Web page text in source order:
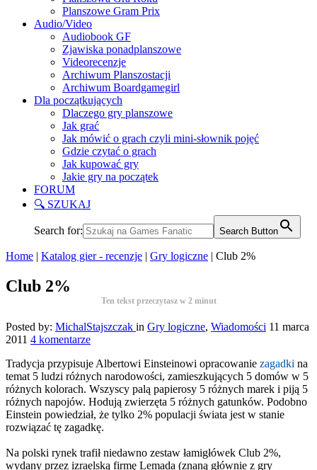
Planszowe Gram Prix
Audio/Video
Audiobook GF
Zjawiska ponadplanszowe
Videorecenzje
Archiwum Planszostacji
Archiwum Boardgamegirl
Dla początkujących
Dlaczego gry planszowe
Jak grać
Jak mówić o grach czyli mini-słownik pojęć
Gdzie czytać o grach
Jak kupować gry
Jakie gry na początek
FORUM
🔍 SZUKAJ
Search for: Search Button
Home | Katalog gier - recenzje | Gry logiczne | Club 2%
Club 2%
Ten tekst przeczytasz w 2 minut
Posted by: MichalStajszczak in Gry logiczne, Wiadomości 11 marca
2011 4 komentarze
Tradycja przypisuje Albertowi Einsteinowi opracowanie zagadki na
temat 5 ludzi różnych narodowości, zamieszkujących 5 domów w 5
różnych kolorach. Wszyscy palą papierosy 5 różnych marek i piją 5
różnych napojów. Hodują zwierzęta 5 różnych gatunków. Podobno
Einstein powiedział, że tylko 2% populacji świata jest w stanie
rozwiązać tę zagadkę.
Na polski rynek trafił niedawno zestaw łamigłówek Club 2%,
wydany przez izraelską firmę Lemada (znaną głównie z gry